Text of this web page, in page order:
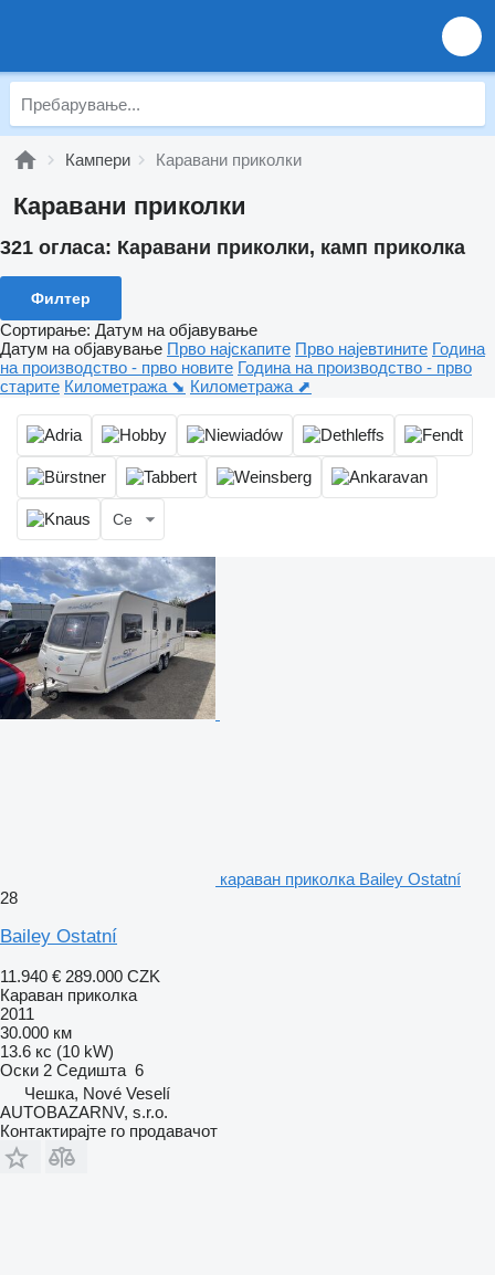
Кампери Каравани приколки
Каравани приколки
321 огласа: Каравани приколки, камп приколка
Филтер
Сортирање: Датум на објавување
Датум на објавување Прво најскапите Прво најевтините Година
на производство - прво новите Година на производство - прво
старите Километража ⬊ Километража ⬈
Се
караван приколка Bailey Ostatní
28
Bailey Ostatní
11.940 € 289.000 CZK
Караван приколка
2011
30.000 км
13.6 кс (10 kW)
Оски 2 Седишта 6
Чешка, Nové Veselí
AUTOBAZARNV, s.r.o.
Контактирајте го продавачот